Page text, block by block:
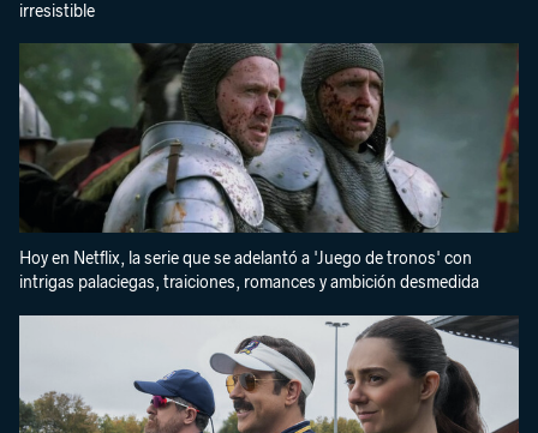
irresistible
Hoy en Netflix, la serie que se adelantó a 'Juego de tronos' con
intrigas palaciegas, traiciones, romances y ambición desmedida